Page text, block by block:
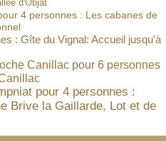
d'Objat
4 personnes : Les cabanes de
: Gîte du Vignal: Accueil jusqu'à
Canillac pour 6 personnes
pour 4 personnes :
Brive la Gaillarde, Lot et de